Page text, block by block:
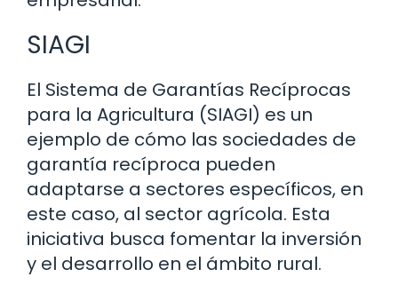
SIAGI
El Sistema de Garantías Recíprocas
para la Agricultura (SIAGI) es un
ejemplo de cómo las sociedades de
garantía recíproca pueden
adaptarse a sectores específicos, en
este caso, al sector agrícola. Esta
iniciativa busca fomentar la inversión
y el desarrollo en el ámbito rural.